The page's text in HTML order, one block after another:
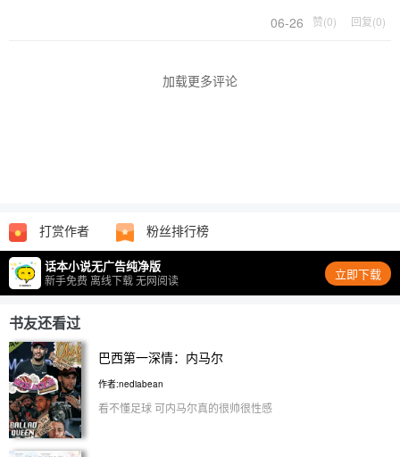
06-26
赞(0) 回复(0)
加载更多评论
打赏作者 粉丝排行榜
话本小说无广告纯净版
新手免费 离线下载 无网阅读 立即下载
书友还看过
巴西第一深情：内马尔
作者:nediabean
看不懂足球 可内马尔真的很帅很性感